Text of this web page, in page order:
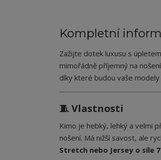
Kompletní
Zažijte dotek luxusu s
mimořádně příjemný na
díky které budou vaše
🧵 Vlastnosti
Kimo je hebký, lehký a velmi
nošení. Má nižší savost, ale
Stretch nebo Jersey o síle